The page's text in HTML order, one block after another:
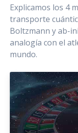
Explicamos los 4
transporte
Boltzmann y ab-
analogía con el
mundo.